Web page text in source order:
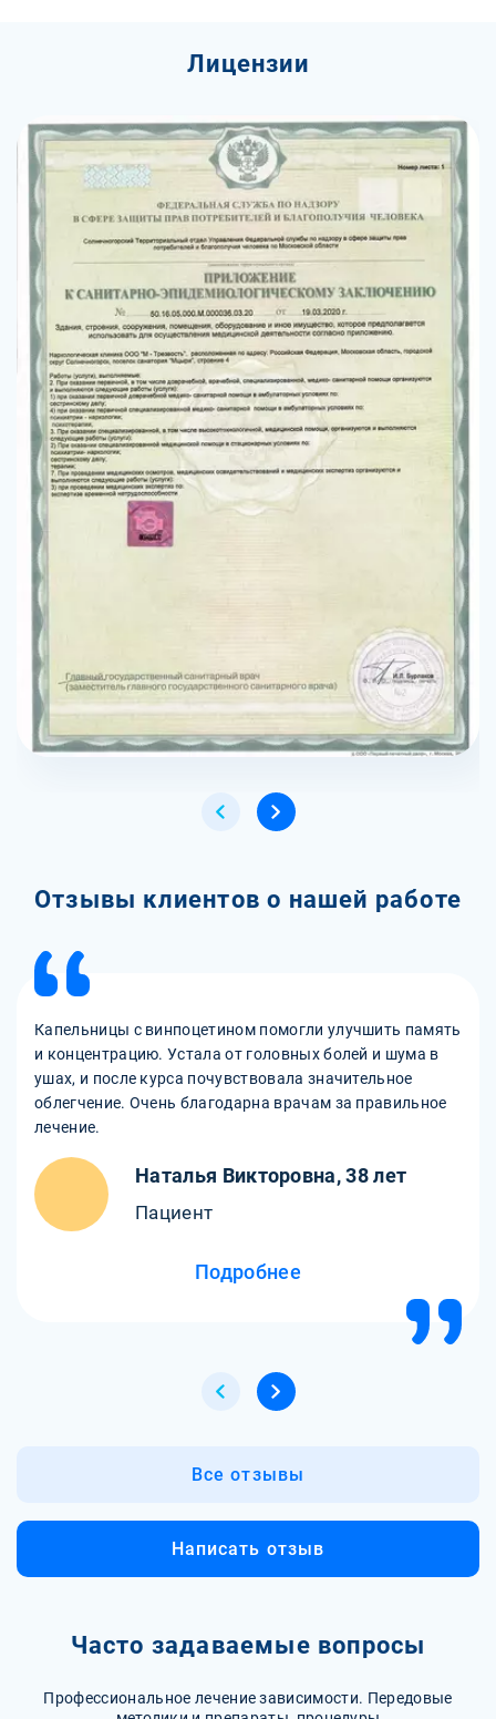
Лицензии
Отзывы клиентов о нашей работе
Капельницы с винпоцетином помогли улучшить память
и концентрацию. Устала от головных болей и шума в
ушах, и после курса почувствовала значительное
облегчение. Очень благодарна врачам за правильное
лечение.
Наталья Викторовна, 38 лет
Пациент
Подробнее
Все отзывы
Написать отзыв
Часто задаваемые вопросы
Профессиональное лечение зависимости. Передовые